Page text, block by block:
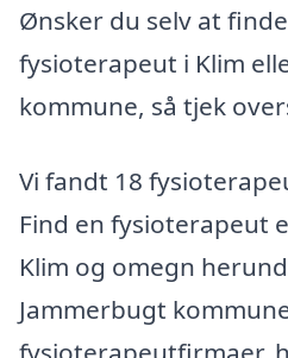
Ønsker du selv at
fysioterapeut i Klim
kommune, så tjek
Vi fandt 18
Find en fysioterapeut
Klim og omegn
Jammerbugt